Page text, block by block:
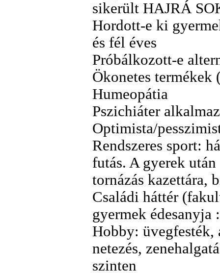
sikerült HAJRÁ
Hordott-e ki
és fél éves
Próbálkozott-e
Ökonetes
Humeopátia
Pszichiáter
Optimista/
Rendszeres sport:
futás. A gyerek
tornázás kazettára,
Családi háttér
gyermek édesanyja
Hobby: üvegfesték,
netezés,
szinten